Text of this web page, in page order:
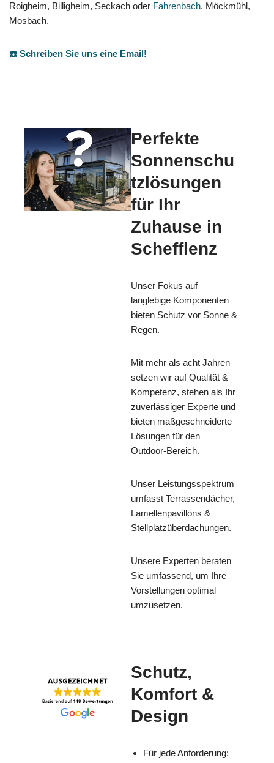
Roigheim, Billigheim, Seckach oder Fahrenbach, Möckmühl,
Mosbach.
☎️ Schreiben Sie uns eine Email!
Perfekte
Sonnenschu
tzlösungen
für Ihr
Zuhause in
Schefflenz
Unser Fokus auf
langlebige Komponenten
bieten Schutz vor Sonne &
Regen.
Mit mehr als acht Jahren
setzen wir auf Qualität &
Kompetenz, stehen als Ihr
zuverlässiger Experte und
bieten maßgeschneiderte
Lösungen für den
Outdoor-Bereich.
Unser Leistungsspektrum
umfasst Terrassendächer,
Lamellenpavillons &
Stellplatzüberdachungen.
Unsere Experten beraten
Sie umfassend, um Ihre
Vorstellungen optimal
umzusetzen.
Schutz,
Komfort &
Design
Für jede Anforderung: